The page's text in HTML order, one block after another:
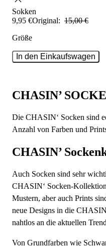
Sokken
9,95 €Original: 15,00 €
Größe
In den Einkaufswagen
CHASIN’
Die CHASIN‘ Socken sind
Anzahl von Farben und
CHASIN’
Auch Socken sind sehr
CHASIN‘ Socken-Kollektion
Mustern, aber auch Prints
neue Designs in die
nahtlos an die aktuellen
Von Grundfarben wie